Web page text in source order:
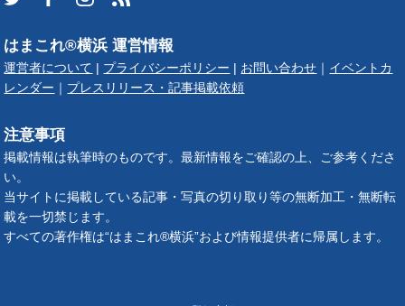
はまこれ®横浜 運営情報
運営者について プライバシーポリシー お問い合わせ
イベントカ
レンダー
プレスリリース・記事掲載依頼
注意事項
掲載情報は執筆時のものです。最新情報をご確認の上、ご参考くださ
い。
当サイトに掲載している記事・写真の切り取り等の無断加工・無断転
載を一切禁じます。
すべての著作権は“はまこれ®横浜”および情報提供者に帰属します。